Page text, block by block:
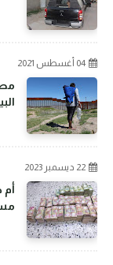
04 أغسطس 2021
22 ديسمبر 2023
أم